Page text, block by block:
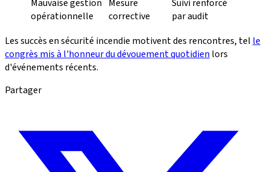
Mauvaise gestion
opérationnelle
Mesure
corrective
Suivi renforcé
par audit
Les succès en sécurité incendie motivent des rencontres, tel le
congrès mis à l'honneur du dévouement quotidien lors
d'événements récents.
Partager